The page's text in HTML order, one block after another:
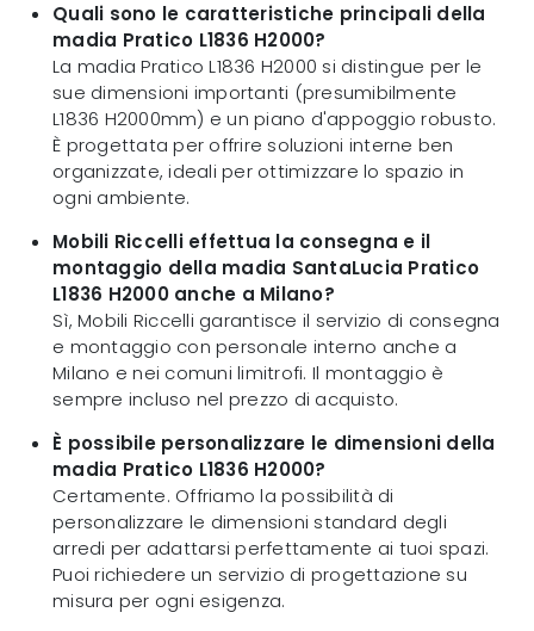
Quali sono le caratteristiche principali della
madia Pratico L1836 H2000?
La madia Pratico L1836 H2000 si distingue per le
sue dimensioni importanti (presumibilmente
L1836 H2000mm) e un piano d'appoggio robusto.
È progettata per offrire soluzioni interne ben
organizzate, ideali per ottimizzare lo spazio in
ogni ambiente.
Mobili Riccelli effettua la consegna e il
montaggio della madia SantaLucia Pratico
L1836 H2000 anche a Milano?
Sì, Mobili Riccelli garantisce il servizio di consegna
e montaggio con personale interno anche a
Milano e nei comuni limitrofi. Il montaggio è
sempre incluso nel prezzo di acquisto.
È possibile personalizzare le dimensioni della
madia Pratico L1836 H2000?
Certamente. Offriamo la possibilità di
personalizzare le dimensioni standard degli
arredi per adattarsi perfettamente ai tuoi spazi.
Puoi richiedere un servizio di progettazione su
misura per ogni esigenza.